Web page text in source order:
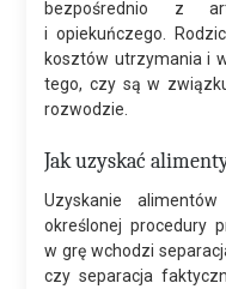
bezpośrednio z
i opiekuńczego.
kosztów utrzymania i
tego, czy są w
rozwodzie.
Jak uzyskać
Uzyskanie
określonej procedury
w grę wchodzi
czy separacja